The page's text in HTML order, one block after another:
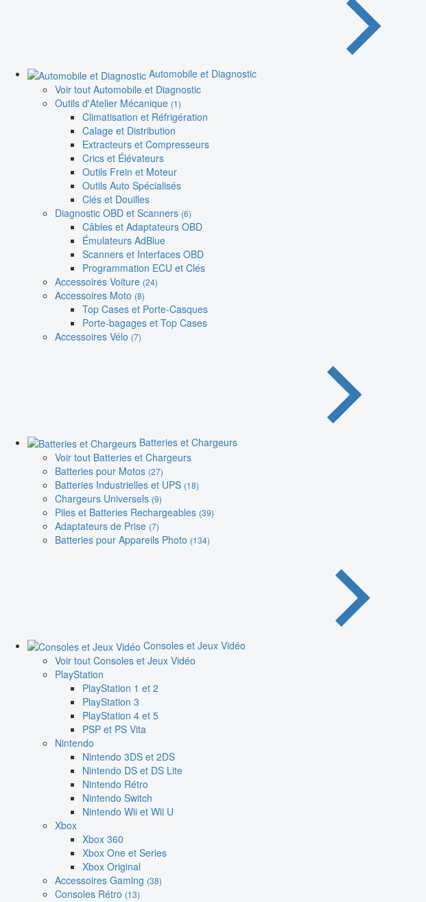
Automobile et Diagnostic
Voir tout Automobile et Diagnostic
Outils d'Atelier Mécanique (1)
Climatisation et Réfrigération
Calage et Distribution
Extracteurs et Compresseurs
Crics et Élévateurs
Outils Frein et Moteur
Outils Auto Spécialisés
Clés et Douilles
Diagnostic OBD et Scanners (6)
Câbles et Adaptateurs OBD
Émulateurs AdBlue
Scanners et Interfaces OBD
Programmation ECU et Clés
Accessoires Voiture (24)
Accessoires Moto (8)
Top Cases et Porte-Casques
Porte-bagages et Top Cases
Accessoires Vélo (7)
Batteries et Chargeurs
Voir tout Batteries et Chargeurs
Batteries pour Motos (27)
Batteries Industrielles et UPS (18)
Chargeurs Universels (9)
Piles et Batteries Rechargeables (39)
Adaptateurs de Prise (7)
Batteries pour Appareils Photo (134)
Consoles et Jeux Vidéo
Voir tout Consoles et Jeux Vidéo
PlayStation
PlayStation 1 et 2
PlayStation 3
PlayStation 4 et 5
PSP et PS Vita
Nintendo
Nintendo 3DS et 2DS
Nintendo DS et DS Lite
Nintendo Rétro
Nintendo Switch
Nintendo Wii et Wii U
Xbox
Xbox 360
Xbox One et Series
Xbox Original
Accessoires Gaming (38)
Consoles Rétro (13)